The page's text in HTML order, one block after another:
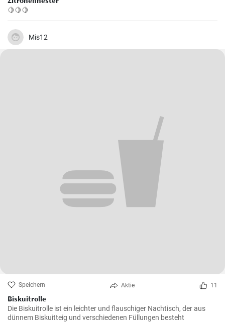
🍋🍋🍋
Mis12
Speichern Aktie 11
Biskuitrolle
Die Biskuitrolle ist ein leichter und flauschiger Nachtisch, der aus
dünnem Biskuitteig und verschiedenen Füllungen besteht